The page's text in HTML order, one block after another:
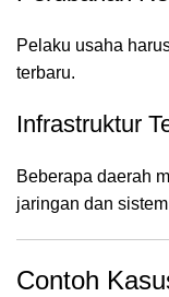
Pelaku usaha
terbaru.
Infrastruktur
Beberapa daerah
jaringan dan
Contoh